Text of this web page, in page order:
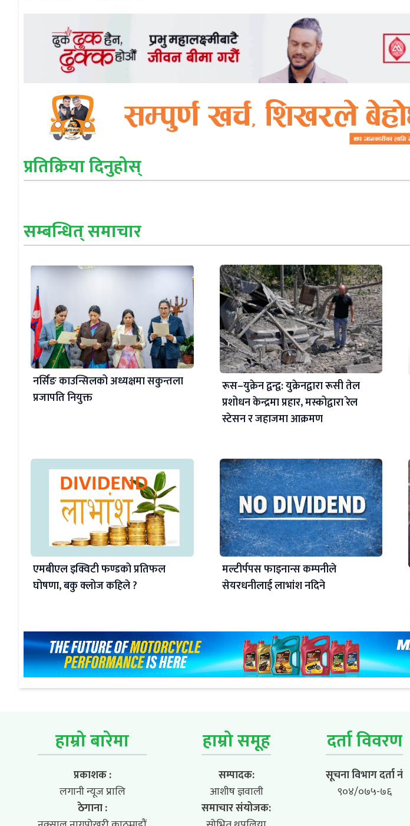
प्रतिक्रिया दिनुहोस्
सम्बन्धित् समाचार
नर्सिङ काउन्सिलको अध्यक्षमा सकुन्तला
प्रजापति नियुक्त
रूस–युक्रेन द्वन्द्व: युक्रेनद्वारा रूसी तेल
प्रशोधन केन्द्रमा प्रहार, मस्कोद्वारा रेल
स्टेसन र जहाजमा आक्रमण
एमबीएल इक्विटी फण्डको प्रतिफल
घोषणा, बकु क्लोज कहिले ?
मल्टीर्पपस फाइनान्स कम्पनीले
सेयरधनीलाई लाभांश नदिने
हाम्रो बारेमा
प्रकाशक :
लगानी न्यूज प्रालि
ठेगाना :
हाम्रो समूह
सम्पादक:
आशीष ज्ञवाली
समाचार संयोजक:
दर्ता विवरण
सूचना विभाग दर्ता नं
९०४/०७५-७६